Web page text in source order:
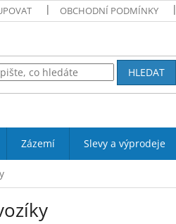
OBCHODNÍ PODMÍNKY
HLEDAT
Zázemí Slevy a výprodeje